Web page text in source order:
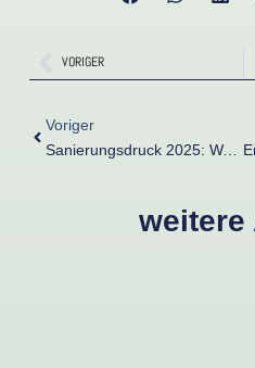
Zurück
VORIGER
Voriger
Sanierungsdruck 2025: Was Eigentümer Jetzt Wissen Und Tun Sollten
weitere